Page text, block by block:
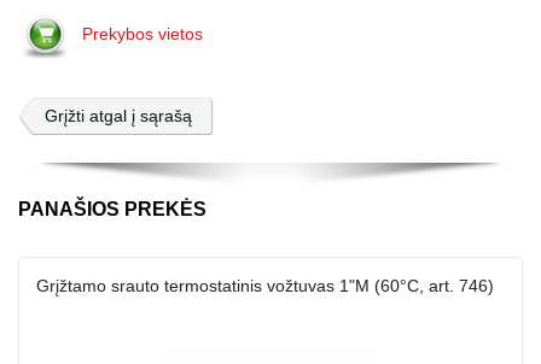
Prekybos vietos
Grįžti atgal į sąrašą
PANAŠIOS PREKĖS
Grįžtamo srauto termostatinis vožtuvas 1"M (60°C, art. 746)